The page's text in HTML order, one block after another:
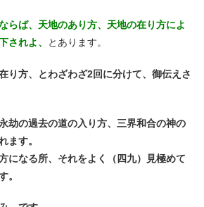
らば、天地のあり方、天地の在り方によ
されよ、
とあります。
り方、とわざわざ2回に分けて、御伝えさ
劫の過去の道の入り方、三界和合の神の
ます。
になる所、それをよく（四九）見極めて
。